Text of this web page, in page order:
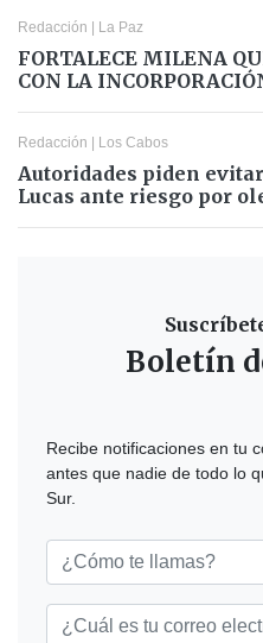
Redacción La Paz
FORTALECE MILENA
CON LA
Redacción Los Cabos
Autoridades piden
Lucas ante riesgo por
Boletín
Recibe notificaciones en tu
antes que nadie de todo lo
Sur.